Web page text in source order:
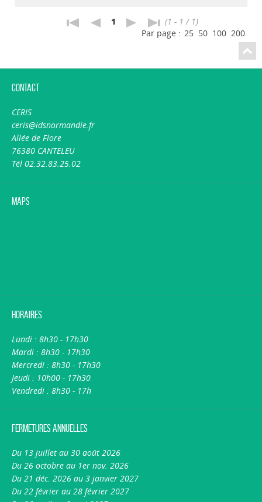
1
(1 - 1 / 1)
Par page : 25 50 100 200
Contact
CERIS
ceris@idsnormandie.fr
Allée de Flore
76380 CANTELEU
Tél 02.32.83.25.02
Maps
Horaires
Lundi : 8h30 - 17h30
Mardi : 8h30 - 17h30
Mercredi : 8h30 - 17h30
Jeudi : 10h00 - 17h30
Vendredi : 8h30 - 17h
Fermetures annuelles
Du 13 juillet au 30 août 2026
Du 26 octobre au 1er nov. 2026
Du 21 déc. 2026 au 3 janvier 2027
Du 22 février au 28 février 2027